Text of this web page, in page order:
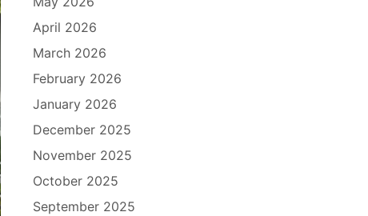
April 2026
March 2026
February 2026
January 2026
December 2025
November 2025
October 2025
September 2025